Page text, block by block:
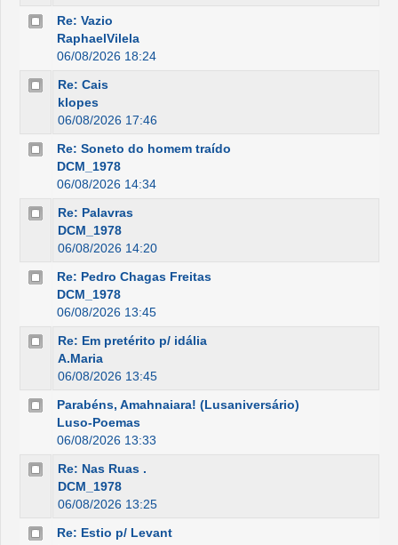
Re: Vazio
RaphaelVilela
06/08/2026 18:24
Re: Cais
klopes
06/08/2026 17:46
Re: Soneto do homem traído
DCM_1978
06/08/2026 14:34
Re: Palavras
DCM_1978
06/08/2026 14:20
Re: Pedro Chagas Freitas
DCM_1978
06/08/2026 13:45
Re: Em pretérito p/ idália
A.Maria
06/08/2026 13:45
Parabéns, Amahnaiara! (Lusaniversário)
Luso-Poemas
06/08/2026 13:33
Re: Nas Ruas .
DCM_1978
06/08/2026 13:25
Re: Estio p/ Levant